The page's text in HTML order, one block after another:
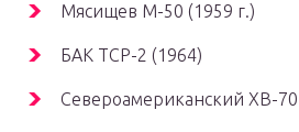
Мясищев М-50 (1959 г.)
БАК ТСР-2 (1964)
Североамериканский XB-